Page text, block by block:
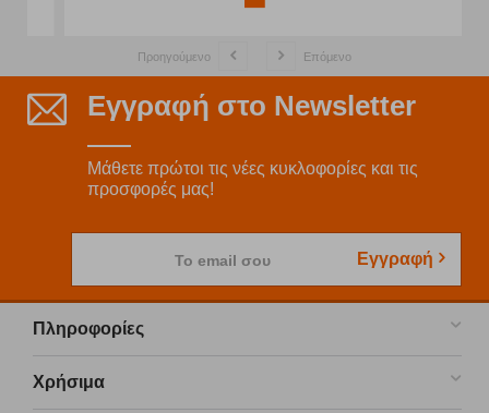
Προηγούμενο Επόμενο
Εγγραφή στο Newsletter
Μάθετε πρώτοι τις νέες κυκλοφορίες και τις
προσφορές μας!
Το email σου Εγγραφή
Πληροφορίες
Χρήσιμα